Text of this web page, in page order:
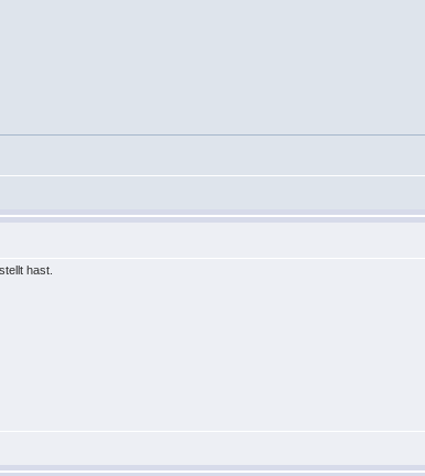
hast.